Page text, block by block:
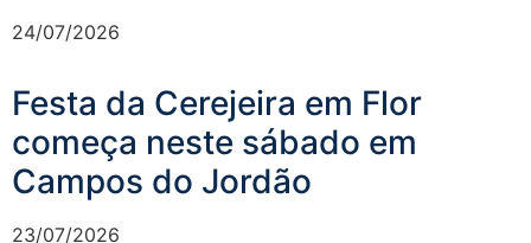
24/07/2026
Festa da Cerejeira em Flor
começa neste sábado em
Campos do Jordão
23/07/2026